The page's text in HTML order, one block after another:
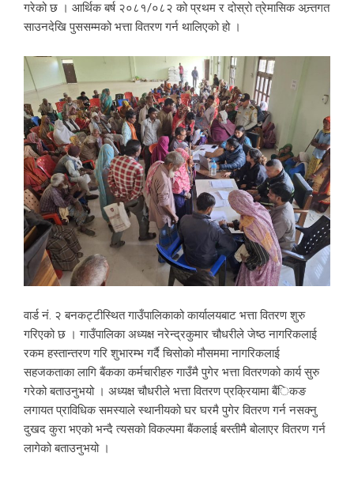
गरेको छ । आर्थिक बर्ष २०८१/०८२ को प्रथम र दोस्रो त्रेमासिक अन्र्तगत
साउनदेखि पुससम्मको भत्ता वितरण गर्न थालिएको हो ।
वार्ड नं. २ बनकट्टीस्थित गाउँपालिकाको कार्यालयबाट भत्ता वितरण शुरु
गरिएको छ । गाउँपालिका अध्यक्ष नरेन्द्रकुमार चौधरीले जेष्ठ नागरिकलाई
रकम हस्तान्तरण गरि शुभारम्भ गर्दै चिसोको मौसममा नागरिकलाई
सहजकताका लागि बैंकका कर्मचारीहरु गाउँमै पुगेर भत्ता वितरणको कार्य सुरु
गरेको बताउनुभयो । अध्यक्ष चौधरीले भत्ता वितरण प्रक्रियामा बैंिकङ
लगायत प्राविधिक समस्याले स्थानीयको घर घरमै पुगेर वितरण गर्न नसक्नु
दुखद कुरा भएको भन्दै त्यसको विकल्पमा बैंकलाई बस्तीमै बोलाएर वितरण गर्न
लागेको बताउनुभयो ।